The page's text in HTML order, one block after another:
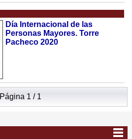
Día Internacional de las
Personas Mayores. Torre
Pacheco 2020
Página 1 / 1